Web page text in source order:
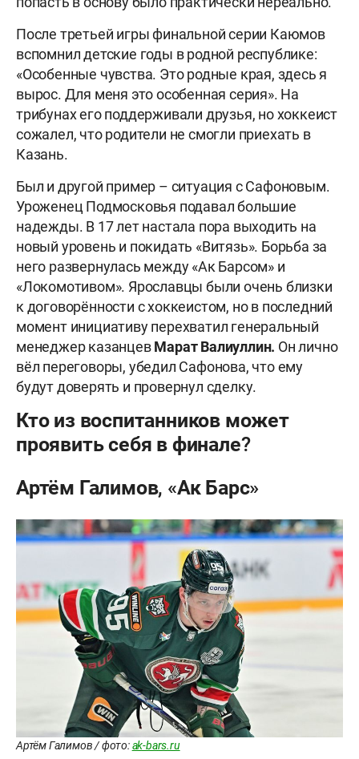
После третьей игры финальной серии Каюмов
вспомнил детские годы в родной республике:
«Особенные чувства. Это родные края, здесь я
вырос. Для меня это особенная серия». На
трибунах его поддерживали друзья, но хоккеист
сожалел, что родители не смогли приехать в
Казань.
Был и другой пример – ситуация с Сафоновым.
Уроженец Подмосковья подавал большие
надежды. В 17 лет настала пора выходить на
новый уровень и покидать «Витязь». Борьба за
него развернулась между «Ак Барсом» и
«Локомотивом». Ярославцы были очень близки
к договорённости с хоккеистом, но в последний
момент инициативу перехватил генеральный
менеджер казанцевМарат Валиуллин. Он лично
вёл переговоры, убедил Сафонова, что ему
будут доверять и провернул сделку.
Кто из воспитанников может
проявить себя в финале?
Артём Галимов, «Ак Барс»
Артём Галимов / фото:ak-bars.ru